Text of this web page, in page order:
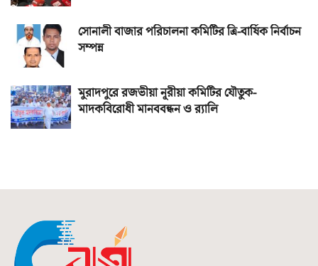
সোনালী বাজার পরিচালনা কমিটির ত্রি-বার্ষিক নির্বাচন
সম্পন্ন
মুরাদপুরে রজভীয়া নূরীয়া কমিটির যৌতুক-
মাদকবিরোধী মানববন্ধন ও র‌্যালি